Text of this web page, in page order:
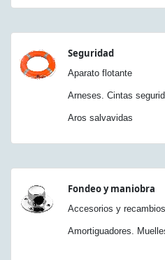
Seguridad
Aparato flotante
Arneses. Cintas
Aros salvavidas
Fondeo y maniobra
Accesorios y
Amortiguadores.